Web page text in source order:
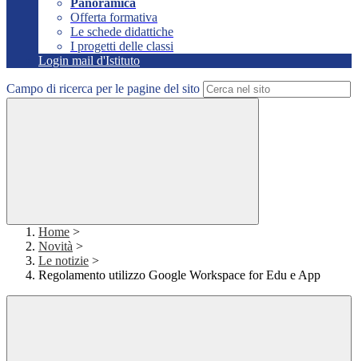
Panoramica
Offerta formativa
Le schede didattiche
I progetti delle classi
Login mail d'Istituto
Campo di ricerca per le pagine del sito
Home >
Novità >
Le notizie >
Regolamento utilizzo Google Workspace for Edu e App